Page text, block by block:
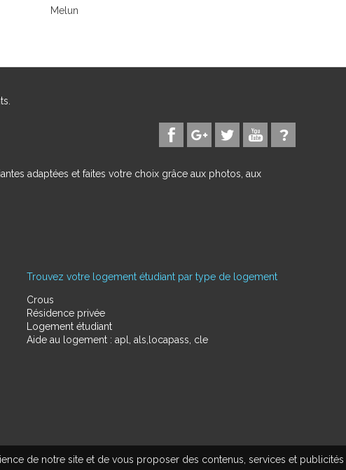
de notre site et de vous proposer des contenus, services et publicités
Melun
adaptées et faites votre choix grâce aux photos, aux
Trouvez votre logement étudiant par type de logement
Crous
Résidence privée
Logement étudiant
Aide au logement : apl, als,locapass, cle